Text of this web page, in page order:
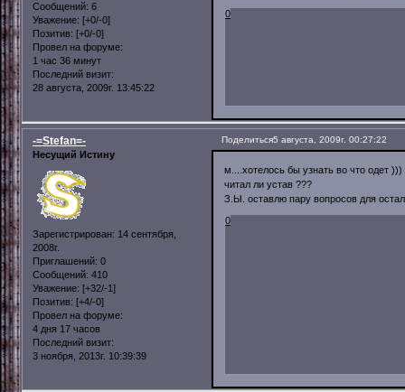
Сообщений: 6
Уважение: [+0/-0]
Позитив: [+0/-0]
Провел на форуме:
1 час 36 минут
Последний визит:
28 августа, 2009г. 13:45:22
0
Поделиться5 августа, 2009г. 00:27:22
-=Stefan=-
Несущий Истину
Зарегистрирован: 14 сентября,
2008г.
Приглашений: 0
Сообщений: 410
Уважение: [+32/-1]
Позитив: [+4/-0]
Провел на форуме:
4 дня 17 часов
Последний визит:
3 ноября, 2013г. 10:39:39
м....хотелось бы узнать во что одет )))
читал ли устав ???
З.Ы. оставлю пару вопросов для
0